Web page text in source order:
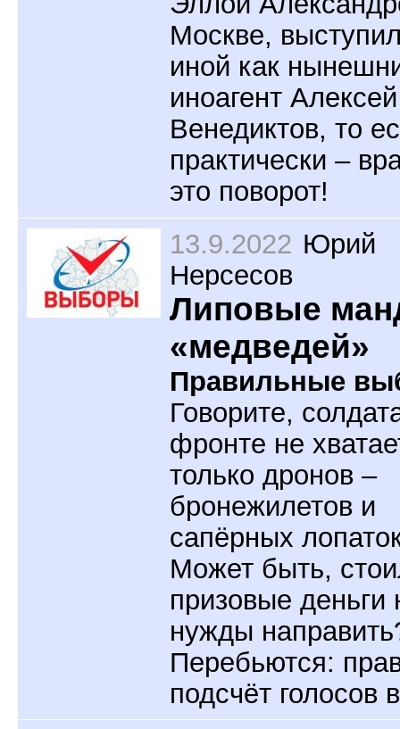
Москве,
иной как
иноагент Алексей
Венедиктов, то
практически –
это поворот!
13.9.2022 Юрий
Нерсесов
Липовые
«медведей»
Правильные
Говорите,
фронте не
только дронов –
бронежилетов и
сапёрных
Может быть,
призовые деньги
нужды
Перебьются:
подсчёт голосов